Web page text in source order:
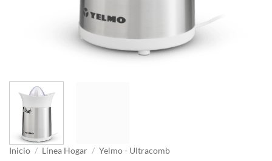
Inicio / Línea Hogar / Yelmo - Ultracomb